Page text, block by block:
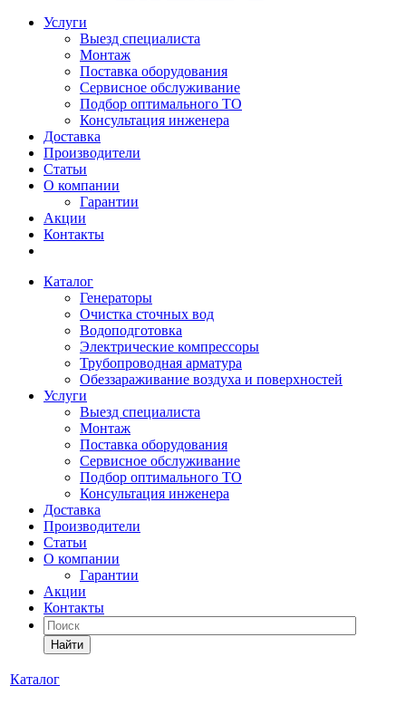
Услуги
Выезд специалиста
Монтаж
Поставка оборудования
Сервисное обслуживание
Подбор оптимального ТО
Консультация инженера
Доставка
Производители
Статьи
О компании
Гарантии
Акции
Контакты
Каталог
Генераторы
Очистка сточных вод
Водоподготовка
Электрические компрессоры
Трубопроводная арматура
Обеззараживание воздуха и поверхностей
Услуги
Выезд специалиста
Монтаж
Поставка оборудования
Сервисное обслуживание
Подбор оптимального ТО
Консультация инженера
Доставка
Производители
Статьи
О компании
Гарантии
Акции
Контакты
Найти
Каталог